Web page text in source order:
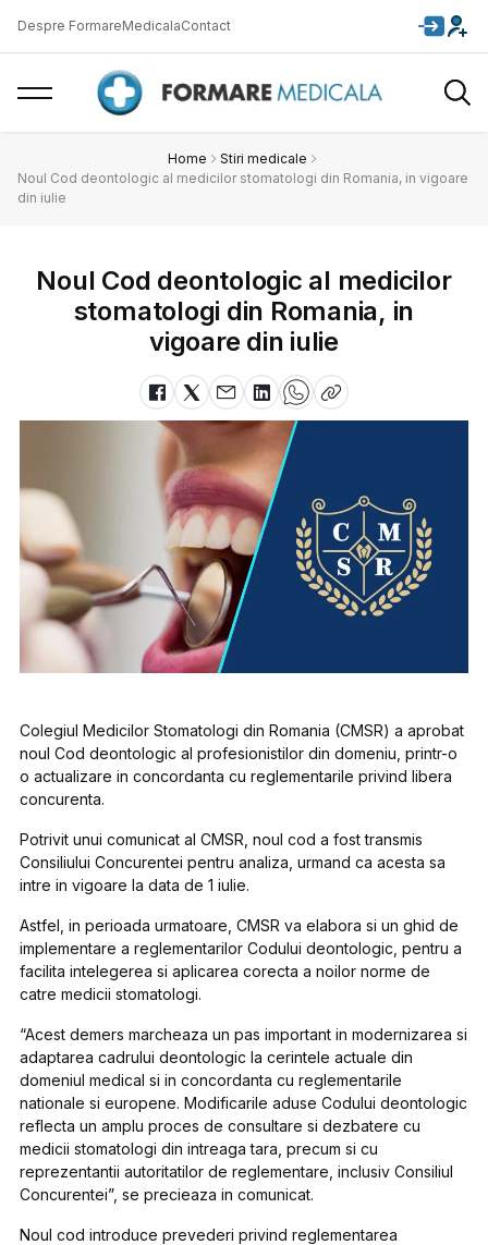
Despre FormareMedicalaContact
Home
Stiri medicale
Noul Cod deontologic al medicilor stomatologi din Romania, in vigoare
din iulie
Noul Cod deontologic al medicilor
stomatologi din Romania, in
vigoare din iulie
Colegiul Medicilor Stomatologi din Romania (CMSR) a aprobat
noul Cod deontologic al profesionistilor din domeniu, printr-o
o actualizare in concordanta cu reglementarile privind libera
concurenta.
Potrivit unui comunicat al CMSR, noul cod a fost transmis
Consiliului Concurentei pentru analiza, urmand ca acesta sa
intre in vigoare la data de 1 iulie.
Astfel, in perioada urmatoare, CMSR va elabora si un ghid de
implementare a reglementarilor Codului deontologic, pentru a
facilita intelegerea si aplicarea corecta a noilor norme de
catre medicii stomatologi.
“Acest demers marcheaza un pas important in modernizarea si
adaptarea cadrului deontologic la cerintele actuale din
domeniul medical si in concordanta cu reglementarile
nationale si europene. Modificarile aduse Codului deontologic
reflecta un amplu proces de consultare si dezbatere cu
medicii stomatologi din intreaga tara, precum si cu
reprezentantii autoritatilor de reglementare, inclusiv Consiliul
Concurentei”, se precieaza in comunicat.
Noul cod introduce prevederi privind reglementarea